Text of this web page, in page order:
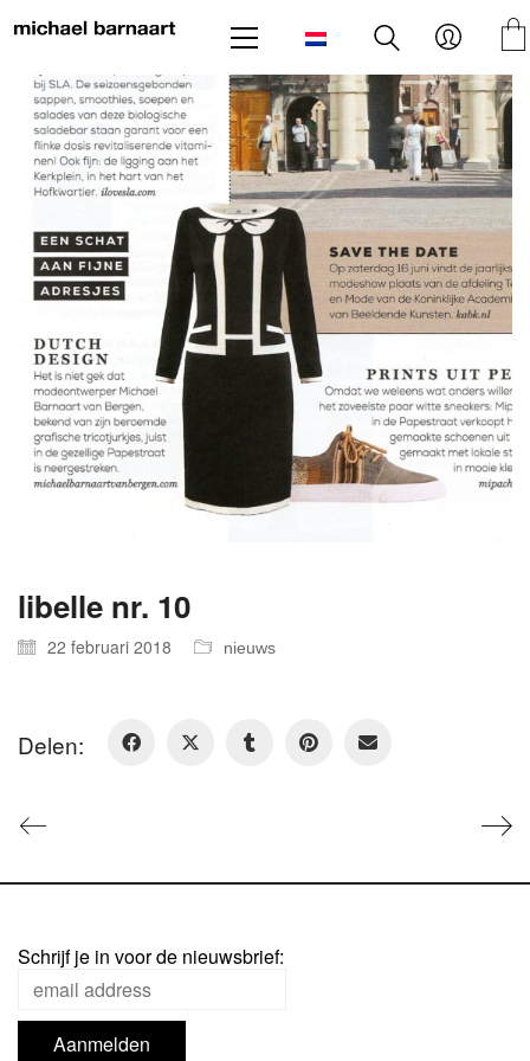
libelle nr. 10
22 februari 2018 nieuws
Delen:
Schrijf je in voor de nieuwsbrief: